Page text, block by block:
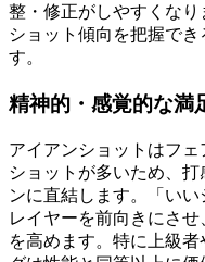
整・修正がしやすくな
ショット傾向を把握で
す。
精神的・感覚的な満
アイアンショットはフ
ショットが多いため、
ンに直結します。「い
レイヤーを前向きにさ
を高めます。特に上級